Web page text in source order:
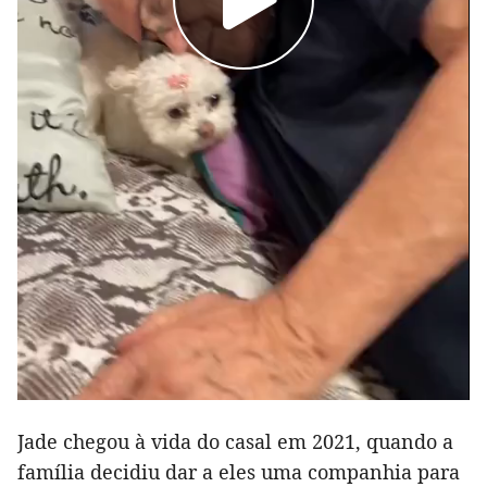
Jade chegou à vida do casal em 2021, quando a
família decidiu dar a eles uma companhia para